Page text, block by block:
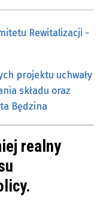
Rewitalizacji -
projektu uchwały
składu oraz
Będzina
realny